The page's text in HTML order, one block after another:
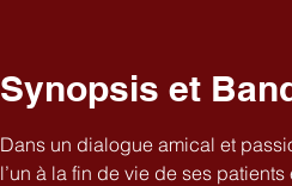
Synopsis et
Dans un dialogue amical et
l’un à la fin de vie de ses